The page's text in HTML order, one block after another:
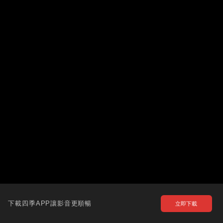
下載四季APP讓影音更順暢 立即下載